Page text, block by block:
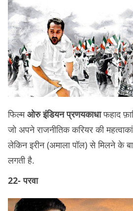
फिल्मओरु इंडियन प्रणयकाधाफहाद
जो अपने राजनीतिक करियर की
लेकिन इरीन (अमाला पॉल) से मिलने के
लगती है.
22- परवा